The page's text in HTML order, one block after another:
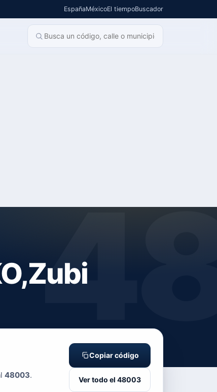
EspañaMéxicoEl tiempoBuscador
48003.
Copiar código
Ver todo el 48003